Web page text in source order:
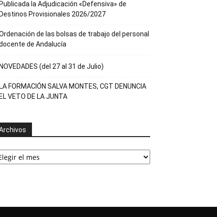
la Adjudicación «Defensiva» de
Provisionales 2026/2027
de las bolsas de trabajo del personal
de Andalucía
(del 27 al 31 de Julio)
FORMACIÓN SALVA MONTES, CGT DENUNCIA
VETO DE LA JUNTA